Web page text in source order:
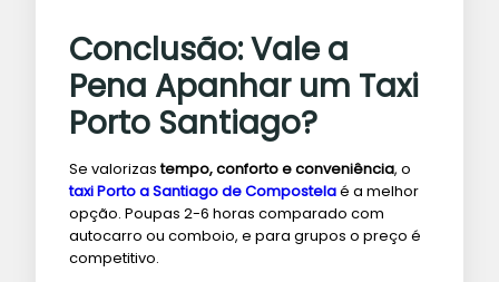
Conclusão: Vale a
Pena Apanhar um Taxi
Porto Santiago?
Se valorizastempo, conforto e conveniência, o
taxi Porto a Santiago de Compostelaé a melhor
opção. Poupas 2-6 horas comparado com
autocarro ou comboio, e para grupos o preço é
competitivo.